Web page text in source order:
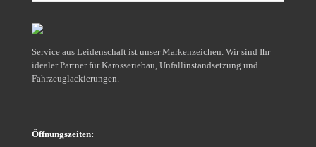
Service aus Leidenschaft ist unser Markenzeichen. Wir sind Ihr
idealer Partner für Karosseriebau, Unfallinstandsetzung und
Fahrzeuglackierungen.
Öffnungszeiten: